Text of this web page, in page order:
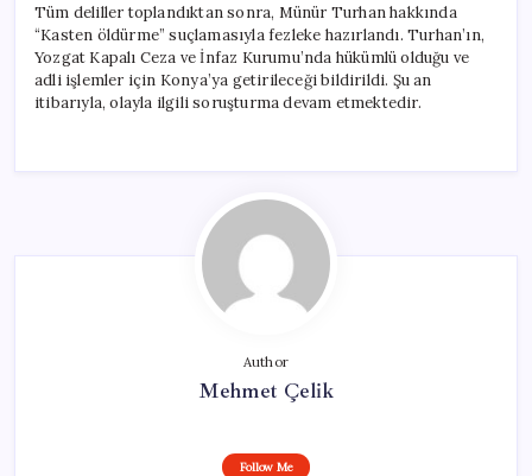
Tüm deliller toplandıktan sonra, Münür Turhan hakkında
“Kasten öldürme” suçlamasıyla fezleke hazırlandı. Turhan’ın,
Yozgat Kapalı Ceza ve İnfaz Kurumu’nda hükümlü olduğu ve
adli işlemler için Konya’ya getirileceği bildirildi. Şu an
itibarıyla, olayla ilgili soruşturma devam etmektedir.
Author
Mehmet Çelik
Follow Me